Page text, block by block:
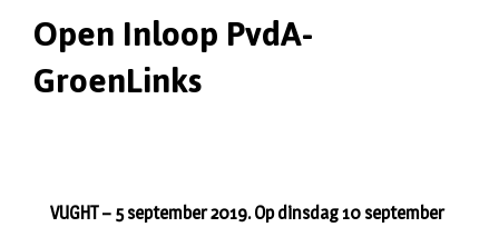
Open Inloop PvdA-
GroenLinks
VUGHT – 5 september 2019. Op dinsdag 10 september